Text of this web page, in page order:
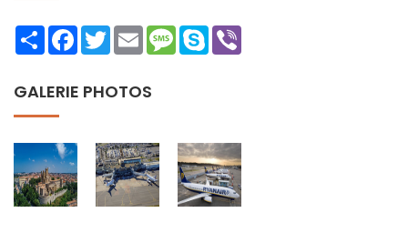
ShareFacebookTwitterEmailMessage
Skype
GALERIE PHOTOS